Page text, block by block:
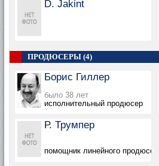
D. Jakint
ПРОДЮСЕРЫ (4)
Борис Гиллер
было 38 лет
исполнительный продюсер
Р. Трумпер
помощник линейного продюсера